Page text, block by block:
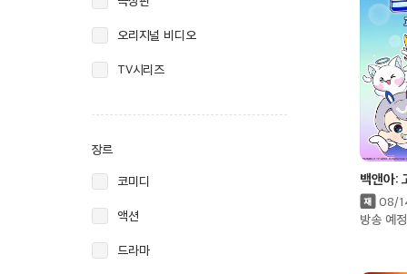
오리지널 비디오
TV시리즈
장르
코미디
액션
드라마
백앤아:
08/
방송 예정